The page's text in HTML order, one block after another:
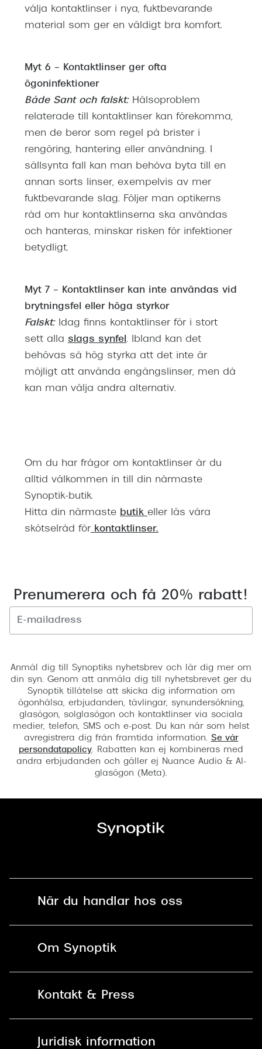
välja kontaktlinser i nya, fuktbevarande
material som ger en väldigt bra komfort.
Myt 6 – Kontaktlinser ger ofta
ögoninfektioner
Både Sant och falskt: Hälsoproblem
relaterade till kontaktlinser kan förekomma,
men de beror som regel på brister i
rengöring, hantering eller användning. I
sällsynta fall kan man behöva byta till en
annan sorts linser, exempelvis av mer
fuktbevarande slag. Följer man optikerns
råd om hur kontaktlinserna ska användas
och hanteras, minskar risken för infektioner
betydligt.
Myt 7 – Kontaktlinser kan inte användas vid
brytningsfel eller höga styrkor
Falskt: Idag finns kontaktlinser för i stort
sett alla slags synfel. Ibland kan det
behövas så hög styrka att det inte är
möjligt att använda engångslinser, men då
kan man välja andra alternativ.
Om du har frågor om kontaktlinser är du
alltid välkommen in till din närmaste
Synoptik-butik.
Hitta din närmaste butik eller läs våra
skötselråd för kontaktlinser.
Prenumerera och få 20% rabatt!
Anmäl dig till Synoptiks nyhetsbrev och lär dig mer om
din syn. Genom att anmäla dig till nyhetsbrevet ger du
Synoptik tillåtelse att skicka dig information om
ögonhälsa, erbjudanden, tävlingar, synundersökning,
glasögon, solglasögon och kontaktlinser via sociala
medier, telefon, SMS och e-post. Du kan när som helst
avregistrera dig från framtida information. Se vår
persondatapolicy. Rabatten kan ej kombineras med
andra erbjudanden och gäller ej Nuance Audio & AI-
glasögon (Meta).
När du handlar hos oss
Betala säkert med Klarna, Swish,
30 dagars öppet köp online
Om Synoptik
Kontakt & Press
Juridisk information